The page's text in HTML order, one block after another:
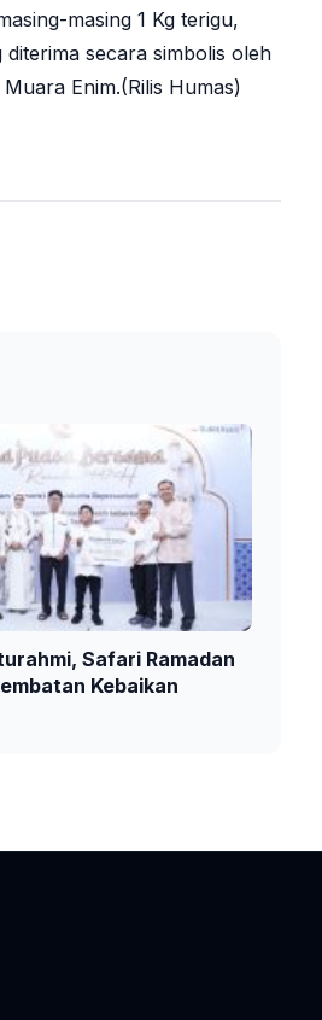
masing 1 Kg terigu,
secara simbolis oleh
Enim.(Rilis Humas)
Safari Ramadan
Kebaikan